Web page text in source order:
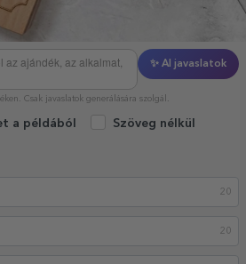
✨ AI javaslatok
Csak javaslatok generálására szolgál.
a példából Szöveg nélkül
20
20